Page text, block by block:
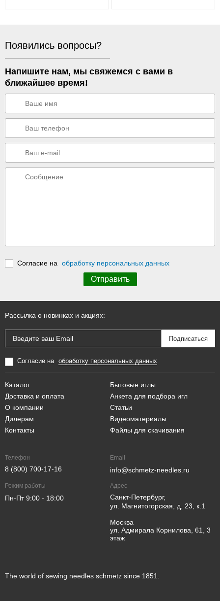
Появились вопросы?
Напишите нам, мы свяжемся с вами в
ближайшее время!
Согласие на обработку персональных данных
The world of sewing needles schmetz since 1851.
Рассылка о новинках и акциях:
Согласие на обработку персональных данных
Каталог
Доставка и оплата
О компании
Дилерам
Контакты
Бытовые иглы
Анкета для подбора игл
Статьи
Видеоматериалы
Файлы для скачивания
Телефон
8 (800) 700-17-16
Email
info@schmetz-needles.ru
Режим работы
Пн-Пт 9:00 - 18:00
Адрес
Санкт-Петербург,
ул. Магнитогорская, д. 23, к.1
Москва
ул. Адмирала Корнилова, 61, 3
этаж